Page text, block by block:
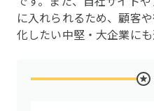
に入れられるため、顧客
化したい中堅・大企業にも